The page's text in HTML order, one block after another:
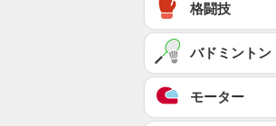
格闘技
バドミントン
モーター